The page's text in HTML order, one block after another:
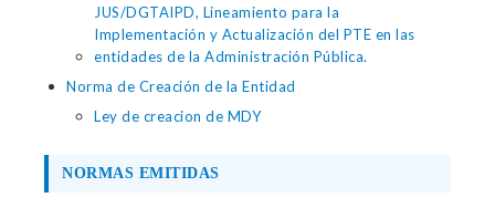
JUS/DGTAIPD, Lineamiento para la
Implementación y Actualización del PTE en las
entidades de la Administración Pública.
Norma de Creación de la Entidad
Ley de creacion de MDY
NORMAS EMITIDAS